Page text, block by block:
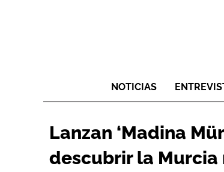
NOTICIAS
Lanzan ‘Madina
descubrir la